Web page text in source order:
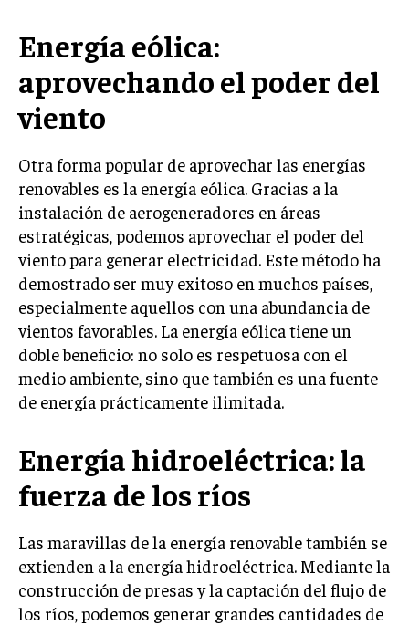
Energía eólica:
aprovechando el poder del
viento
Otra forma popular de aprovechar las energías
renovables es la energía eólica. Gracias a la
instalación de aerogeneradores en áreas
estratégicas, podemos aprovechar el poder del
viento para generar electricidad. Este método ha
demostrado ser muy exitoso en muchos países,
especialmente aquellos con una abundancia de
vientos favorables. La energía eólica tiene un
doble beneficio: no solo es respetuosa con el
medio ambiente, sino que también es una fuente
de energía prácticamente ilimitada.
Energía hidroeléctrica: la
fuerza de los ríos
Las maravillas de la energía renovable también se
extienden a la energía hidroeléctrica. Mediante la
construcción de presas y la captación del flujo de
los ríos, podemos generar grandes cantidades de